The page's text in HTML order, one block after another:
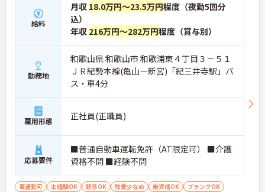
給料
月収 18.0万円～23.5万円程度（夜勤5回分
込）
年収 216万円～282万円程度（賞与別）
勤務地
和歌山県 和歌山市 和歌浦東４丁目３－５１
ＪＲ紀勢本線(亀山－新宮)「紀三井寺駅」バ
ス・車4分
雇用形態 正社員(正職員)
応募要件
■普通自動車運転免許（AT限定可） ■介護
資格不問 ■経験不問
車通勤可 未経験OK 新卒OK 残業少なめ 無資格OK
ブランクOK